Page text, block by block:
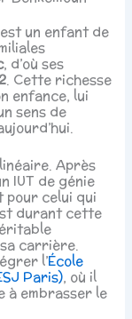
un enfant de
, d’où ses
. Cette richesse
enfance, lui
sens de
Après
IUT de génie
pour celui qui
durant cette
carrière.
l’École
Paris), où il
à embrasser le